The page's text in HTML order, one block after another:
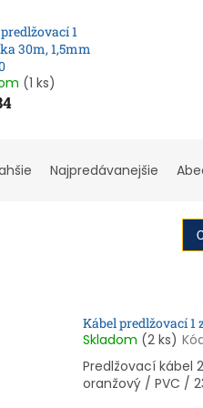
1
30m, 1,5mm
(1 ks)
Najpredávanejšie
Kábel predlžovací 1
Skladom (2 ks)
Predlžovací kábel
oranžový / PVC /